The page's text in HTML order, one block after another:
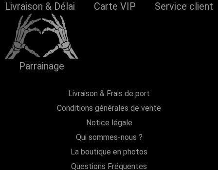
Livraison & Délai Carte VIP Service client
Parrainage
Livraison & Frais de port
Conditions générales de vente
Notice légale
Qui sommes-nous ?
La boutique en photos
Questions Fréquentes